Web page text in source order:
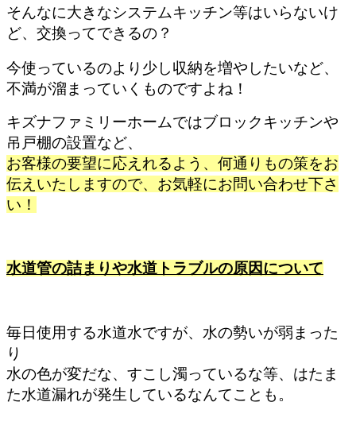
そんなに大きなシステムキッチン等はいらないけ
ど、交換ってできるの？
今使っているのより少し収納を増やしたいなど、
不満が溜まっていくものですよね！
キズナファミリーホームではブロックキッチンや
吊戸棚の設置など、
お客様の要望に応えれるよう、何通りもの策をお
伝えいたしますので、 お気軽にお問い合わせ下さ
い！
水道管の詰まりや水道トラブルの原因について
毎日使用する水道水ですが、水の勢いが弱まった
り
水の色が変だな、すこし濁っているな等、はたま
た水道漏れが発生しているなんてことも。